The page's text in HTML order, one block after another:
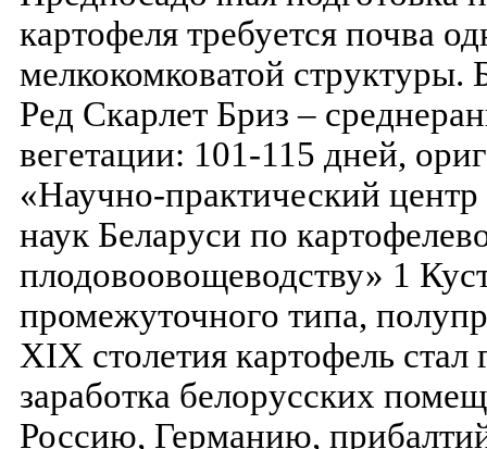
картофеля требуется почва
мелкокомковатой структуры.
Ред Скарлет Бриз –
вегетации: 101-115 дней,
«Научно-практический
наук Беларуси по
плодовоовощеводству» 1
промежуточного типа,
XIX столетия картофель стал
заработка белорусских
Россию, Германию,